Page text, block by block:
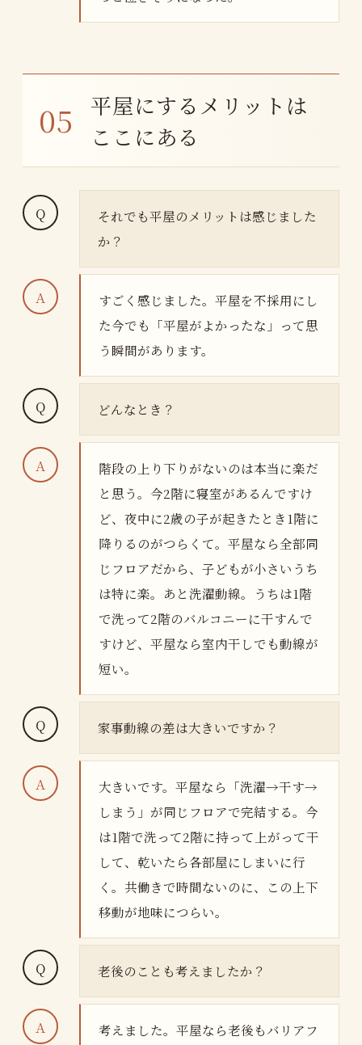
平屋にするメリットは
ここにある
それでも平屋のメリットは感じました
か？
すごく感じました。平屋を不採用にし
た今でも「平屋がよかったな」って思
う瞬間があります。
どんなとき？
階段の上り下りがないのは本当に楽だ
と思う。今2階に寝室があるんですけ
ど、夜中に2歳の子が起きたとき1階に
降りるのがつらくて。平屋なら全部同
じフロアだから、子どもが小さいうち
は特に楽。あと洗濯動線。うちは1階
で洗って2階のバルコニーに干すんで
すけど、平屋なら室内干しでも動線が
短い。
家事動線の差は大きいですか？
大きいです。平屋なら「洗濯→干す→
しまう」が同じフロアで完結する。今
は1階で洗って2階に持って上がって干
して、乾いたら各部屋にしまいに行
く。共働きで時間ないのに、この上下
移動が地味につらい。
老後のことも考えましたか？
考えました。平屋なら老後もバリアフ